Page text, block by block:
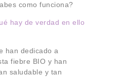
como funciona?
hay de verdad en ello
han dedicado a
fiebre BIO y han
saludable y tan